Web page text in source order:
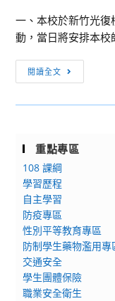
高
三
與
涯
多
一、本校於新竹光
動，當日將安排本
閱讀全文
息
轉
大
學
重點專區
108 課綱
學習歷程
自主學習
防疫專區
性別平等教育專區
防制學生藥物濫用專
交通安全
學生團體保險
職業安全衛生